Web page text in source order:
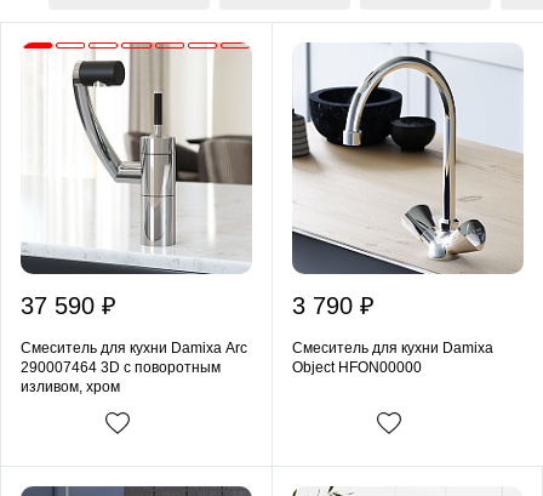
37 590 ₽
Смеситель для кухни Damixa Arc
290007464 3D с поворотным
изливом, хром
3 790 ₽
Смеситель для кухни Damixa
Object HFON00000